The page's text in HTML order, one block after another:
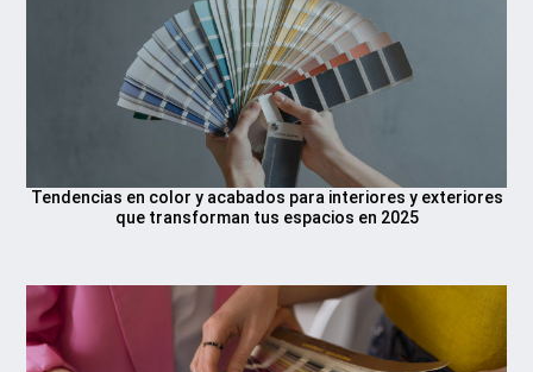
Tendencias en color y acabados para interiores y exteriores
que transforman tus espacios en 2025